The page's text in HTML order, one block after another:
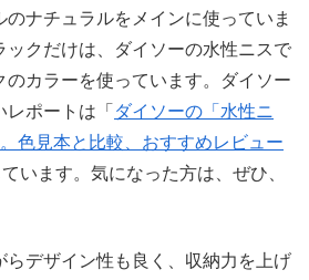
ナチュラルをメインに使っていま
ックだけは、ダイソーの水性ニスで
のカラーを使っています。ダイソー
ポートは「 ダイソーの「水性ニ
色見本と比較、おすすめレビュー
ています。気になった方は、ぜひ、
らデザイン性も良く、収納力を上げ